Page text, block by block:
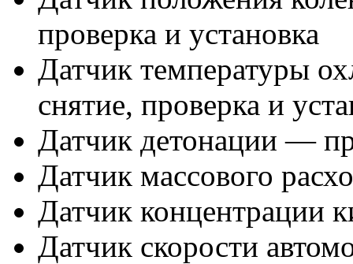
проверка и установка
Датчик температуры
снятие, проверка и
Датчик детонации —
Датчик массового
Датчик концентрации
Датчик скорости